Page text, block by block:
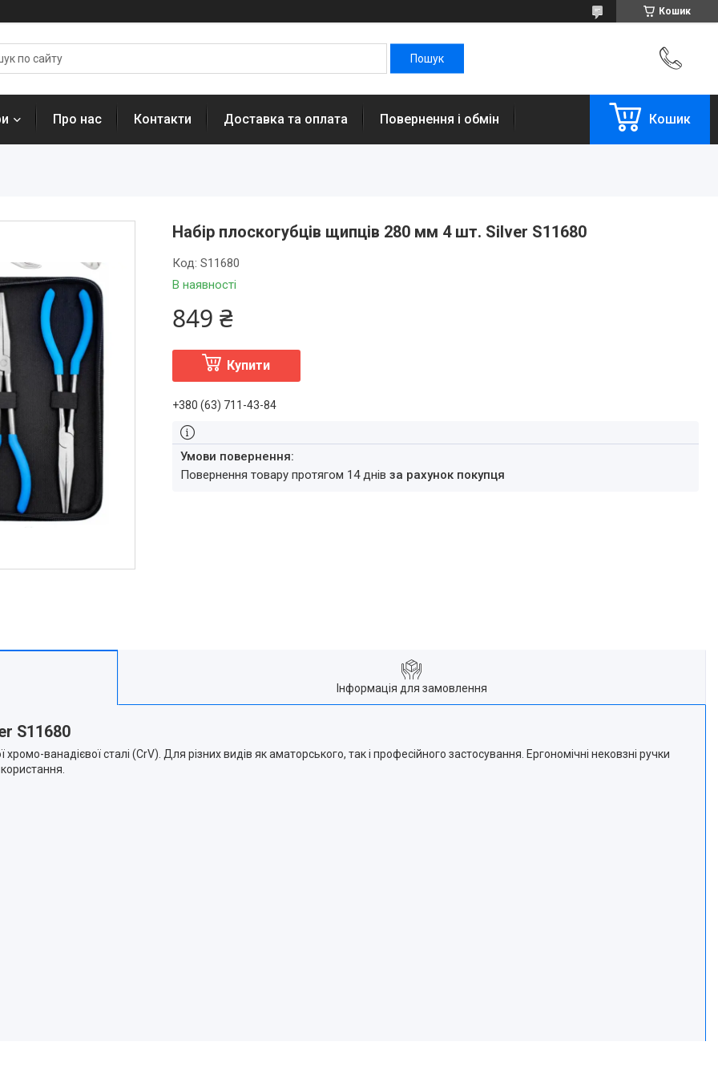
Кошик
Про нас Контакти Доставка та оплата Повернення і обмін Кошик
Набір плоскогубців щипців 280 мм 4 шт. Silver S11680
В наявності
Код: S11680
849 ₴
Купити
+380 (63) 711-43-84
повернення товару протягом 14 днів за рахунок покупця
Інформація для замовлення
S11680
ванадієвої сталі (CrV). Для різних видів як аматорського, так і професійного застосування. Ергономічні нековзні ручки